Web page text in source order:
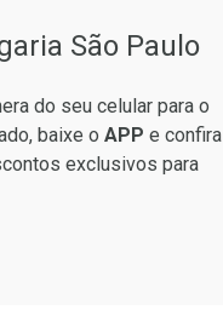
São Paulo
do seu celular para o
baixe o APP e confira
exclusivos para